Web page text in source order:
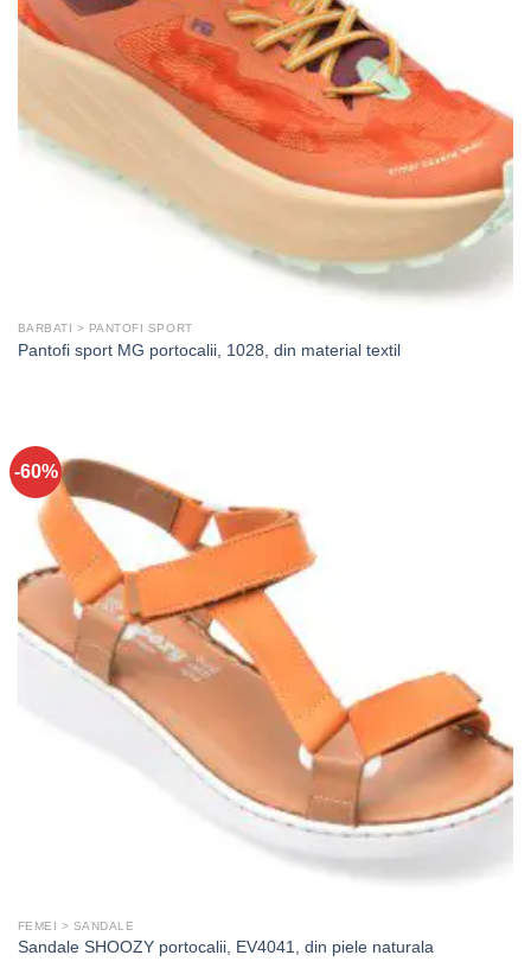
BARBATI > PANTOFI SPORT
Pantofi sport MG portocalii, 1028, din material textil
-60%
FEMEI > SANDALE
Sandale SHOOZY portocalii, EV4041, din piele naturala